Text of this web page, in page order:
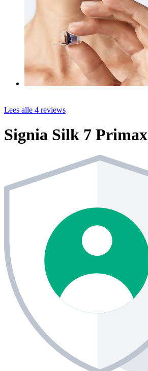
Lees alle 4 reviews
Signia Silk 7 Primax